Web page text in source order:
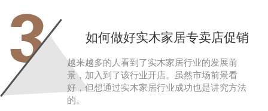
3 如何做好实木家居专卖店促销
越来越多的人看到了实木家居行业的发展前
景，加入到了该行业开店。虽然市场前景看
好，但想通过实木家居行业成功也是讲究方法
的。